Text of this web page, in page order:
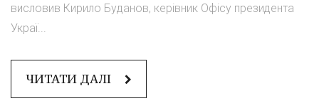
висловив Кирило Буданов, керівник Офісу президента
Украї...
ЧИТАТИ ДАЛІ